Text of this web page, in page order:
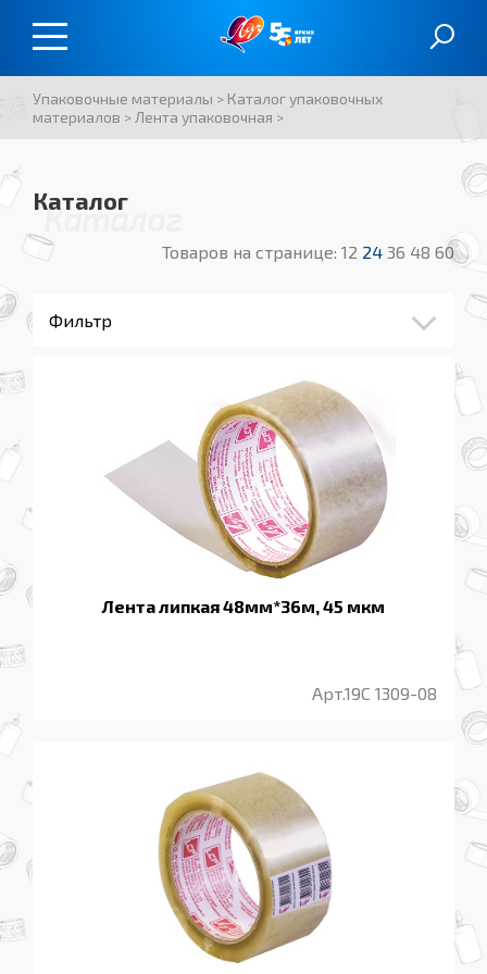
Упаковочные материалы > Каталог упаковочных
материалов > Лента упаковочная >
Каталог
Каталог
Товаров на странице: 12 24 36 48 60
Фильтр
Лента липкая 48мм*36м, 45 мкм
Арт.19С 1309-08